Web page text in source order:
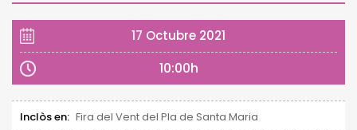
17 Octubre 2021
10:00h
Inclòs en: Fira del Vent del Pla de Santa Maria